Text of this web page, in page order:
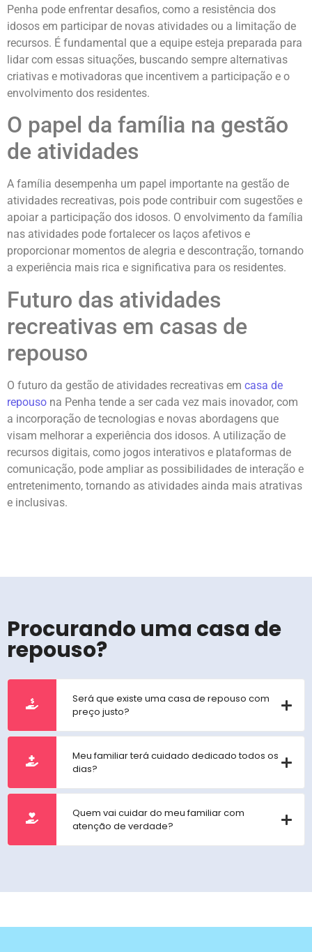
Penha pode enfrentar desafios, como a resistência dos
idosos em participar de novas atividades ou a limitação de
recursos. É fundamental que a equipe esteja preparada para
lidar com essas situações, buscando sempre alternativas
criativas e motivadoras que incentivem a participação e o
envolvimento dos residentes.
O papel da família na gestão
de atividades
A família desempenha um papel importante na gestão de
atividades recreativas, pois pode contribuir com sugestões e
apoiar a participação dos idosos. O envolvimento da família
nas atividades pode fortalecer os laços afetivos e
proporcionar momentos de alegria e descontração, tornando
a experiência mais rica e significativa para os residentes.
Futuro das atividades
recreativas em casas de
repouso
O futuro da gestão de atividades recreativas em casa de
repouso na Penha tende a ser cada vez mais inovador, com
a incorporação de tecnologias e novas abordagens que
visam melhorar a experiência dos idosos. A utilização de
recursos digitais, como jogos interativos e plataformas de
comunicação, pode ampliar as possibilidades de interação e
entretenimento, tornando as atividades ainda mais atrativas
e inclusivas.
Procurando uma casa de
repouso?
Será que existe uma casa de repouso com
preço justo?
Meu familiar terá cuidado dedicado todos os
dias?
Quem vai cuidar do meu familiar com
atenção de verdade?